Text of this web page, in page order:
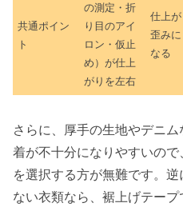
共通ポイン
ト
の測定・折
り目のアイ
ロン・仮止
め）が仕上
がりを左右
仕上
歪みに
なる
さらに、厚手の生地やデニ
着が不十分になりやすいの
を選択する方が無難です。
ない衣類なら、裾上げテープ